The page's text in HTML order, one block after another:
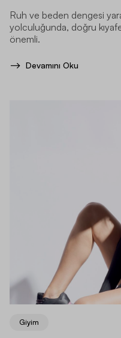
Ruh ve beden dengesi
yolculuğunda, doğru
önemli.
Devamını Oku
Giyim